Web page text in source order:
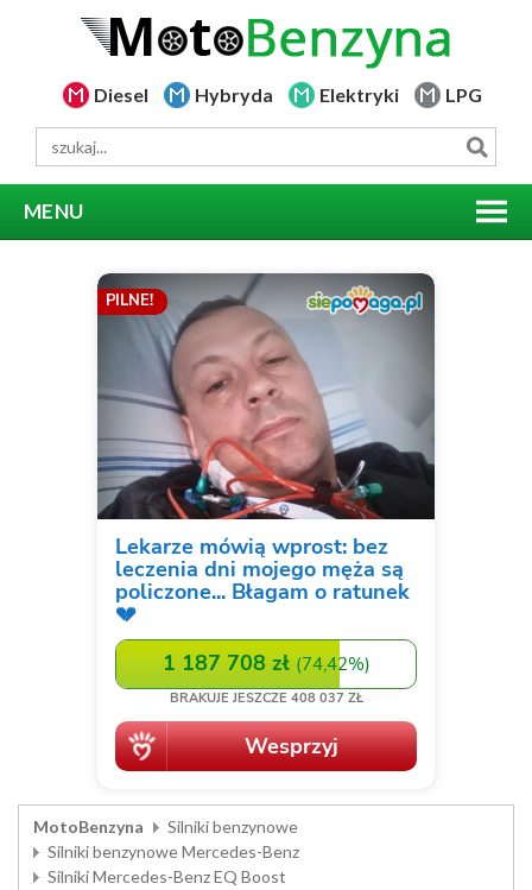
Diesel Hybryda Elektryki LPG
MENU
MotoBenzyna
Silniki benzynowe
Silniki benzynowe Mercedes-Benz
Silniki Mercedes-Benz EQ Boost